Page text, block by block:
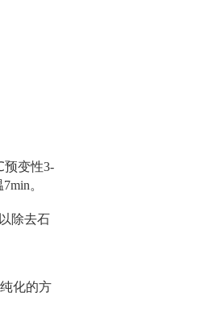
预变性3-
。
除去石
化的方